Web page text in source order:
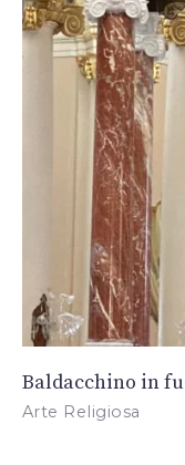
Baldacchino in
Arte Religiosa